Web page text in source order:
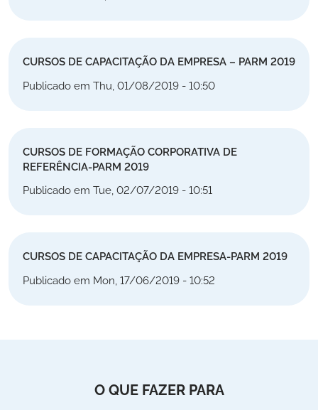
CURSOS DE CAPACITAÇÃO DA EMPRESA – PARM 2019
Publicado em Thu, 01/08/2019 - 10:50
CURSOS DE FORMAÇÃO CORPORATIVA DE
REFERÊNCIA-PARM 2019
Publicado em Tue, 02/07/2019 - 10:51
CURSOS DE CAPACITAÇÃO DA EMPRESA-PARM 2019
Publicado em Mon, 17/06/2019 - 10:52
O QUE FAZER PARA